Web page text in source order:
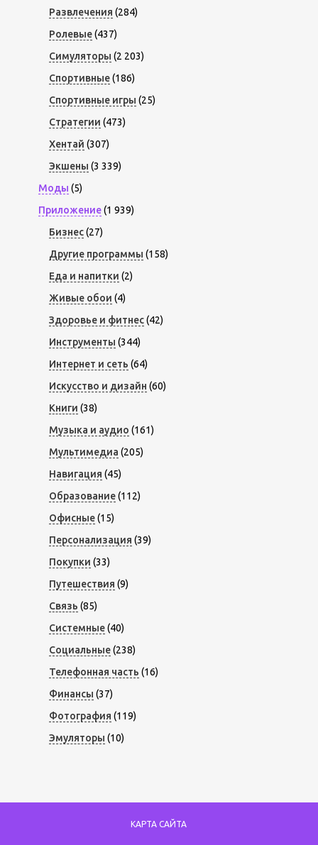
Развлечения (284)
Ролевые(437)
Симуляторы (2 203)
Спортивные(186)
Спортивные игры (25)
Стратегии (473)
Хентай (307)
Экшены (3 339)
Моды (5)
Приложение(1 939)
Бизнес(27)
Другие программы (158)
Еда и напитки (2)
Живые обои (4)
Здоровье и фитнес(42)
Инструменты (344)
Интернет и сеть (64)
Искусство и дизайн (60)
Книги (38)
Музыка и аудио (161)
Мультимедиа (205)
Навигация (45)
Образование(112)
Офисные(15)
Персонализация (39)
Покупки (33)
Путешествия (9)
Связь (85)
Системные(40)
Социальные(238)
Телефонная часть (16)
Финансы (37)
Фотография (119)
Эмуляторы (10)
КАРТА САЙТА